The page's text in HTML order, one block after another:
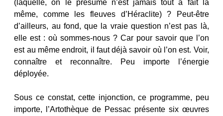
(laquelle, on le présume n’est jamais tout à fait la
même, comme les fleuves d’Héraclite) ? Peut-être
d’ailleurs, au fond, que la vraie question n’est pas là,
elle est : où sommes-nous ? Car pour savoir que l’on
est au même endroit, il faut déjà savoir où l’on est. Voir,
connaître et reconnaître. Peu importe l’énergie
déployée.
Sous ce constat, cette injonction, ce programme, peu
importe, l’Artothèque de Pessac présente six œuvres